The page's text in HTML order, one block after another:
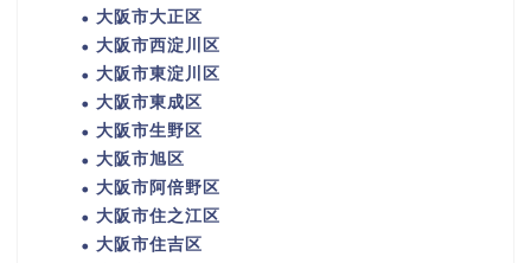
大阪市大正区
大阪市西淀川区
大阪市東淀川区
大阪市東成区
大阪市生野区
大阪市旭区
大阪市阿倍野区
大阪市住之江区
大阪市住吉区